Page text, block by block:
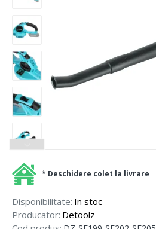
Disponibilitate: In stoc
Producator: Detoolz
* Deschidere colet la livrare